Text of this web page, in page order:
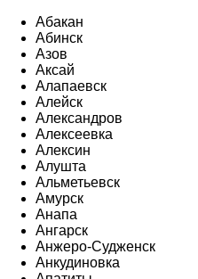
Абакан
Абинск
Азов
Аксай
Алапаевск
Алейск
Александров
Алексеевка
Алексин
Алушта
Альметьевск
Амурск
Анапа
Ангарск
Анжеро-Судженск
Анкудиновка